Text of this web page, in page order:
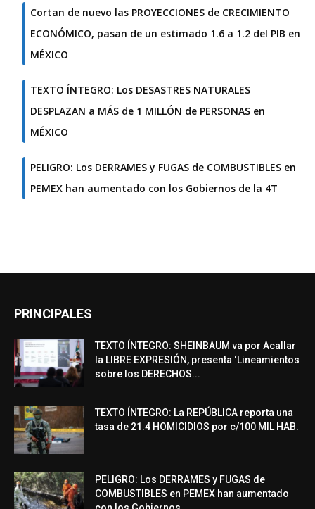
Cortan de nuevo las PROYECCIONES de CRECIMIENTO
ECONÓMICO, pasan de un estimado 1.6 a 1.2 del PIB en
MÉXICO
TEXTO ÍNTEGRO: Los DESASTRES NATURALES
DESPLAZAN a MÁS de 1 MILLÓN de PERSONAS en
MÉXICO
PELIGRO: Los DERRAMES y FUGAS de COMBUSTIBLES en
PEMEX han aumentado con los Gobiernos de la 4T
PRINCIPALES
TEXTO ÍNTEGRO: SHEINBAUM va por Acallar
la LIBRE EXPRESIÓN, presenta ‘Lineamientos
sobre los DERECHOS...
TEXTO ÍNTEGRO: La REPÚBLICA reporta una
tasa de 21.4 HOMICIDIOS por c/100 MIL HAB.
PELIGRO: Los DERRAMES y FUGAS de
COMBUSTIBLES en PEMEX han aumentado